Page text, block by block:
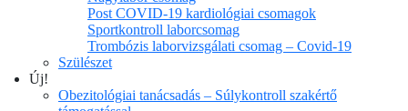
Post COVID-19 kardiológiai csomagok
Sportkontroll laborcsomag
Trombózis laborvizsgálati csomag – Covid-19
Szülészet
Új!
Obezitológiai tanácsadás – Súlykontroll szakértő